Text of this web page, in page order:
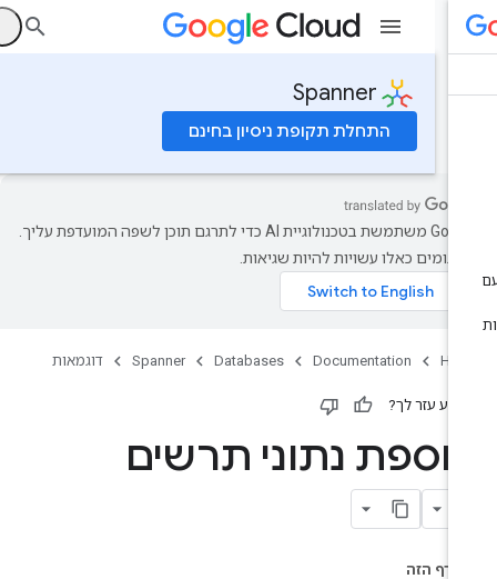
Spanner
התחלת תקופת ניסיון בחינם
‫Google משתמשת בטכנולוגיית AI כדי לתרגם תוכן לשפה המועדפת עליך.
כאלו עשויות להיות שגיאות.
Documentation
Databases
Spanner דוגמאות
עזר לך?
נתוני תרשים
בדף הזה